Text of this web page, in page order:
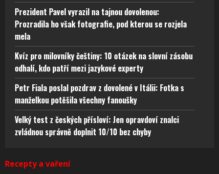
Prezident Pavel vyrazil na tajnou dovolenou:
Prozradila ho však fotografie, pod kterou se rozjela
mela
Kvíz pro milovníky češtiny: 10 otázek na slovní zásobu
odhalí, kdo patří mezi jazykové experty
Petr Fiala poslal pozdrav z dovolené v Itálii: Fotka s
manželkou potěšila všechny fanoušky
Velký test z českých přísloví: Jen opravdoví znalci
zvládnou správně doplnit 10/10 bez chyby
Recepty a vaření